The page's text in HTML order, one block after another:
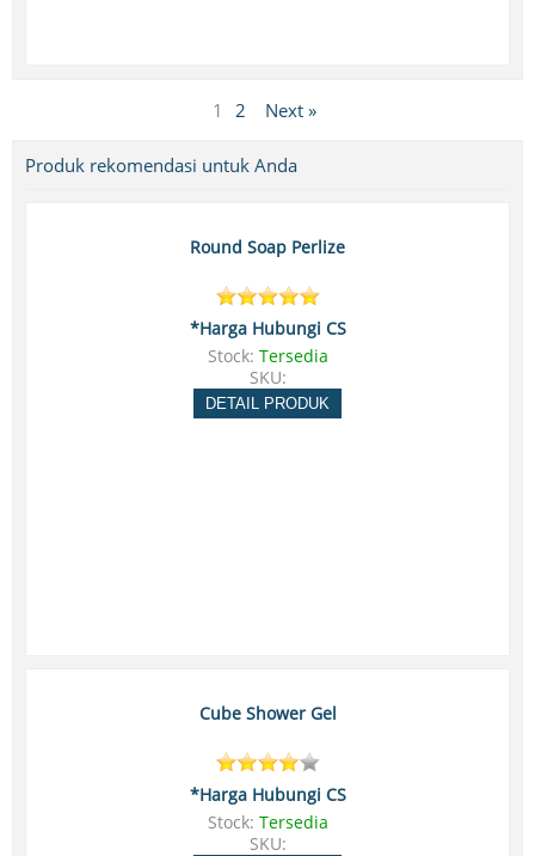
1 2 Next »
Produk rekomendasi untuk Anda
Round Soap Perlize
*Harga Hubungi CS
Stock: Tersedia
SKU:
DETAIL PRODUK
Cube Shower Gel
*Harga Hubungi CS
Stock: Tersedia
SKU: